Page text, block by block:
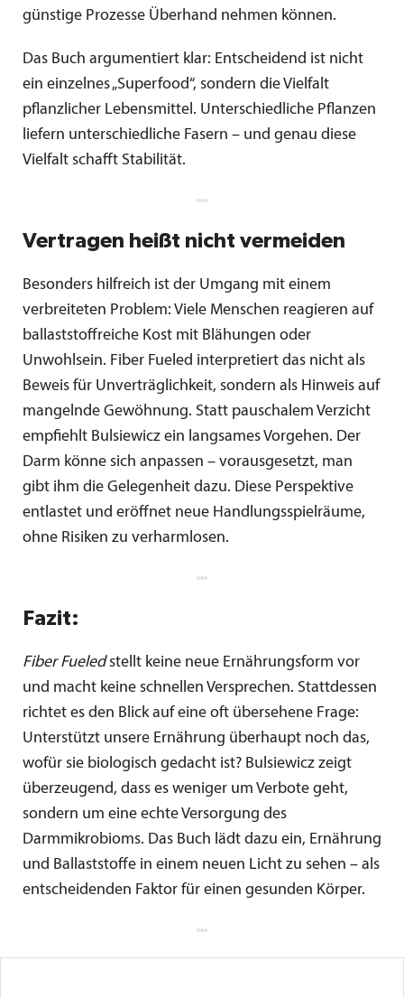
günstige Prozesse Überhand nehmen können.
Das Buch argumentiert klar: Entscheidend ist nicht
ein einzelnes „Superfood“, sondern die Vielfalt
pflanzlicher Lebensmittel. Unterschiedliche Pflanzen
liefern unterschiedliche Fasern – und genau diese
Vielfalt schafft Stabilität.
Vertragen heißt nicht vermeiden
Besonders hilfreich ist der Umgang mit einem
verbreiteten Problem: Viele Menschen reagieren auf
ballaststoffreiche Kost mit Blähungen oder
Unwohlsein. Fiber Fueled interpretiert das nicht als
Beweis für Unverträglichkeit, sondern als Hinweis auf
mangelnde Gewöhnung. Statt pauschalem Verzicht
empfiehlt Bulsiewicz ein langsames Vorgehen. Der
Darm könne sich anpassen – vorausgesetzt, man
gibt ihm die Gelegenheit dazu. Diese Perspektive
entlastet und eröffnet neue Handlungsspielräume,
ohne Risiken zu verharmlosen.
Fazit:
Fiber Fueledstellt keine neue Ernährungsform vor
und macht keine schnellen Versprechen. Stattdessen
richtet es den Blick auf eine oft übersehene Frage:
Unterstützt unsere Ernährung überhaupt noch das,
wofür sie biologisch gedacht ist? Bulsiewicz zeigt
überzeugend, dass es weniger um Verbote geht,
sondern um eine echte Versorgung des
Darmmikrobioms. Das Buch lädt dazu ein, Ernährung
und Ballaststoffe in einem neuen Licht zu sehen – als
entscheidenden Faktor für einen gesunden Körper.